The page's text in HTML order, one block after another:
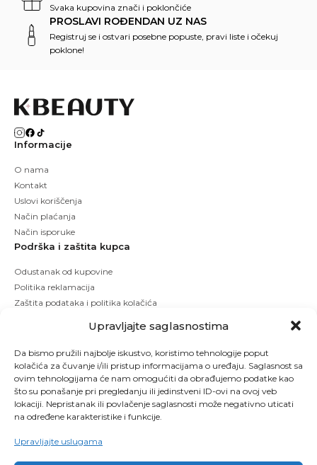
Upravljajte saglasnostima
Da bismo pružili najbolje iskustvo, koristimo tehnologije poput
kolačića za čuvanje i/ili pristup informacijama o uređaju. Saglasnost sa
ovim tehnologijama će nam omogućiti da obrađujemo podatke kao
što su ponašanje pri pregledanju ili jedinstveni ID-ovi na ovoj veb
lokaciji. Nepristanak ili povlačenje saglasnosti može negativno uticati
na određene karakteristike i funkcije.
Upravljajte uslugama
Svaka kupovina znači i poklončiće
PROSLAVI ROĐENDAN UZ NAS
Registruj se i ostvari posebne popuste, pravi liste i očekuj
poklone!
Informacije
O nama
Kontakt
Uslovi koriščenja
Način plaćanja
Način isporuke
Podrška i zaštita kupca
Odustanak od kupovine
Politika reklamacija
Zaštita podataka i politika kolačića